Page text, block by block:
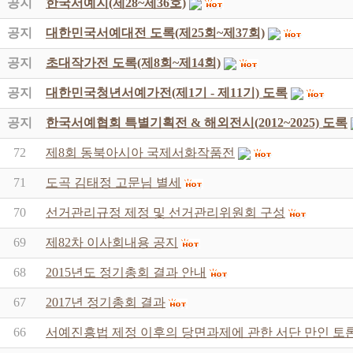
공지 한국서예지(제28~제36호)
공지 대한민국서예대전 도록(제25회~제37회)
공지 초대작가전 도록(제8회~제14회)
공지 대한민국청년서예가전(제1기 - 제11기) 도록
공지 한국서예협회 특별기획전 & 해외전시(2012~2025) 도록
72 제8회 동북아시아 국제서화작품전
71 도곡 김태정 고문님 별세
70 선거관리규정 제정 및 선거관리위원회 구성
69 제82차 이사회내용 공지
68 2015년도 정기총회 결과 안내
67 2017년 정기총회 결과
66 서예진흥법 제정 이후의 당면과제에 관한 서단 만인 토